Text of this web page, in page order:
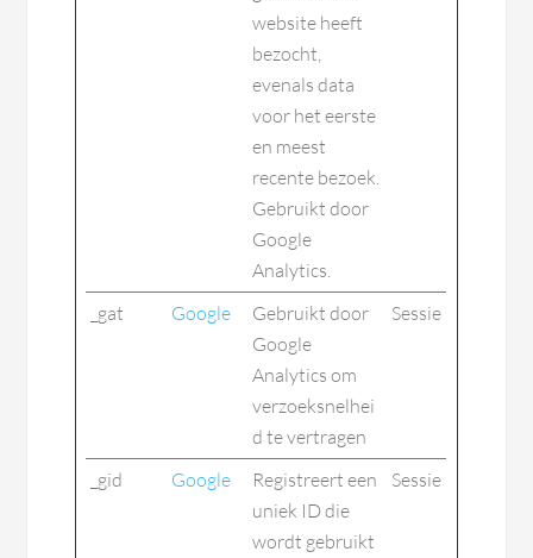
website heeft
bezocht,
evenals data
voor het eerste
en meest
recente bezoek.
Gebruikt door
Google
Analytics.
_gat Google
Gebruikt door
Google
Analytics om
verzoeksnelhei
d te vertragen
Sessie
_gid Google
Registreert een
uniek ID die
wordt gebruikt
Sessie